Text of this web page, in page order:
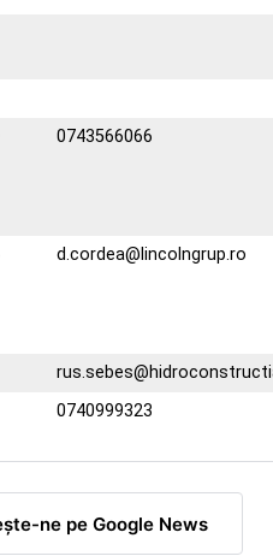
0743566066
d.cordea@lincolngrup.ro
0740999323
ne pe Google News